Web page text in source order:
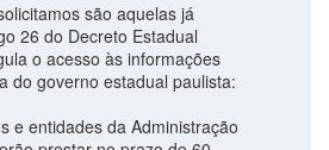
são aquelas já
26 do Decreto Estadual
o acesso às informações
do governo estadual paulista:
e entidades da Administração